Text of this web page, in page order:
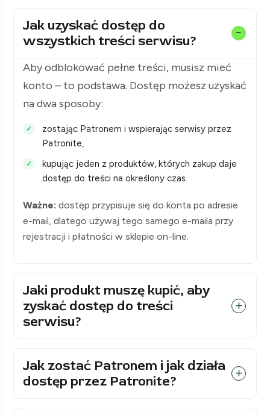
Jak uzyskać dostęp do
wszystkich treści serwisu?
Aby odblokować pełne treści, musisz mieć
konto – to podstawa. Dostęp możesz uzyskać
na dwa sposoby:
zostając Patronem i wspierając serwisy przez
Patronite,
kupując jeden z produktów, których zakup daje
dostęp do treści na określony czas.
Ważne: dostęp przypisuje się do konta po adresie
e-mail, dlatego używaj tego samego e-maila przy
rejestracji i płatności w sklepie on-line.
Jaki produkt muszę kupić, aby
zyskać dostęp do treści
serwisu?
Jak zostać Patronem i jak działa
dostęp przez Patronite?